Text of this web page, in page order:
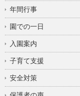
年間行事
園での一日
入園案内
子育て支援
安全対策